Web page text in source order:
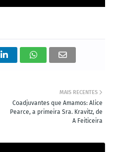
MAIS RECENTES
Coadjuvantes que Amamos: Alice
Pearce, a primeira Sra. Kravitz, de
A Feiticeira